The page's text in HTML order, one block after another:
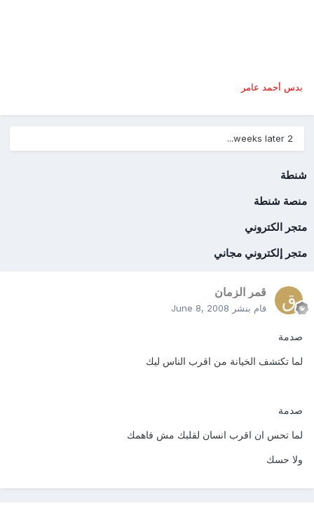
بدس أحمد عامر
2 weeks later...
شنطة
منصة شنطة
متجر الكتروني
متجر إلكتروني مجاني
قمر الزمان
قام بنشر June 8, 2008
صدمة
لما تكتشف الخيانة من اقرب الناس ليك
صدمة
لما تحس ان اقرب انسان لقلبك مش فاهمك
ولا حسك